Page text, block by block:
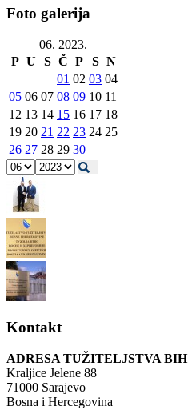
Foto galerija
06. 2023.
P U S Č P S N
01 02 03 04
05 06 07 08 09 10 11
12 13 14 15 16 17 18
19 20 21 22 23 24 25
26 27 28 29 30
Kontakt
ADRESA TUŽITELJSTVA BIH
Kraljice Jelene 88
71000 Sarajevo
Bosna i Hercegovina